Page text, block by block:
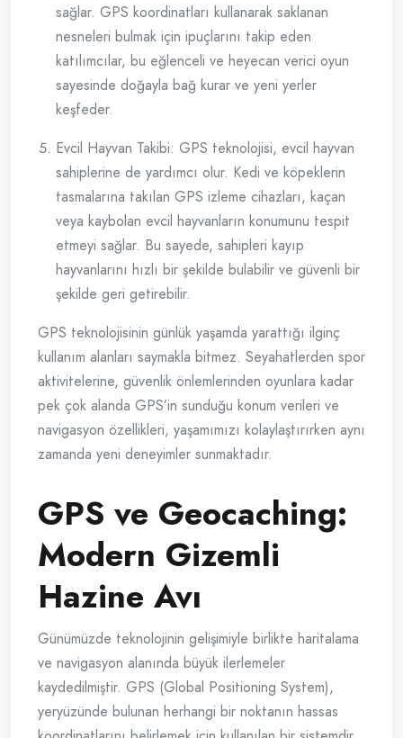
sağlar. GPS koordinatları kullanarak saklanan
nesneleri bulmak için ipuçlarını takip eden
katılımcılar, bu eğlenceli ve heyecan verici oyun
sayesinde doğayla bağ kurar ve yeni yerler
keşfeder.
Evcil Hayvan Takibi: GPS teknolojisi, evcil hayvan
sahiplerine de yardımcı olur. Kedi ve köpeklerin
tasmalarına takılan GPS izleme cihazları, kaçan
veya kaybolan evcil hayvanların konumunu tespit
etmeyi sağlar. Bu sayede, sahipleri kayıp
hayvanlarını hızlı bir şekilde bulabilir ve güvenli bir
şekilde geri getirebilir.
GPS teknolojisinin günlük yaşamda yarattığı ilginç
kullanım alanları saymakla bitmez. Seyahatlerden spor
aktivitelerine, güvenlik önlemlerinden oyunlara kadar
pek çok alanda GPS’in sunduğu konum verileri ve
navigasyon özellikleri, yaşamımızı kolaylaştırırken aynı
zamanda yeni deneyimler sunmaktadır.
GPS ve Geocaching:
Modern Gizemli
Hazine Avı
Günümüzde teknolojinin gelişimiyle birlikte haritalama
ve navigasyon alanında büyük ilerlemeler
kaydedilmiştir. GPS (Global Positioning System),
yeryüzünde bulunan herhangi bir noktanın hassas